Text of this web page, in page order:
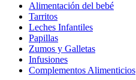
Alimentación del bebé
Tarritos
Leches Infantiles
Papillas
Zumos y Galletas
Infusiones
Complementos Alimenticios